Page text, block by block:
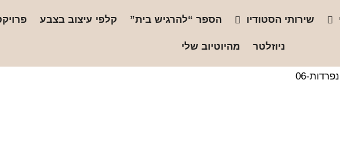
שירותי הסטודיו הספר “להרגיש בית” קלפי עיצוב בצבע
ניוזלטר מהיוטיוב שלי
06